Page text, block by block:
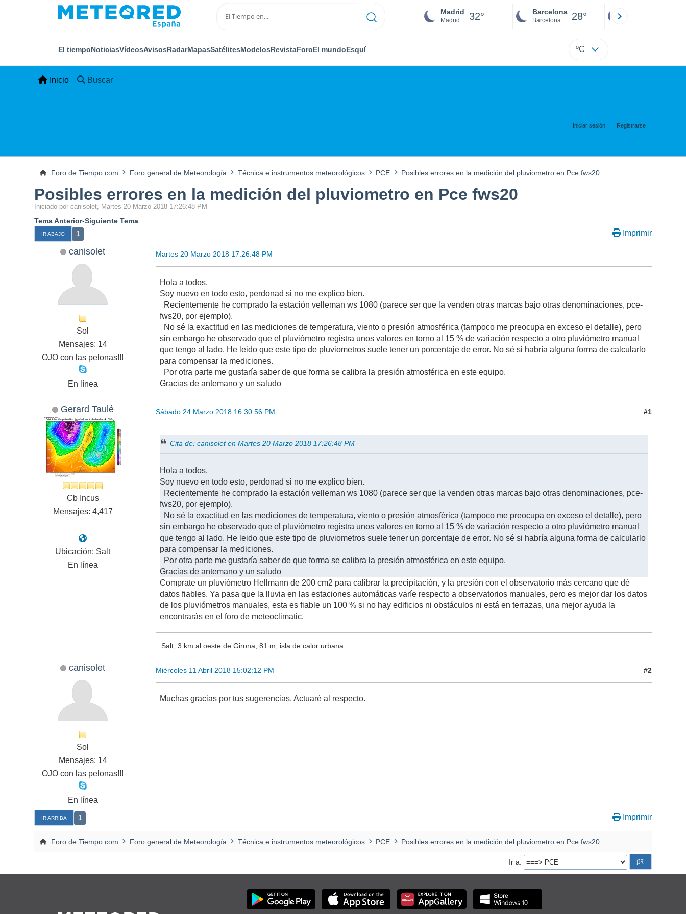
Madrid
Madrid 32° Barcelona
Barcelona 28°
El tiempoNoticiasVídeosAvisosRadarMapasSatélitesModelosRevistaForoEl mundoEsquí ºC
Inicio Buscar
Iniciar sesión Registrarse
Foro de Tiempo.com Foro general de Meteorología Técnica e instrumentos meteorológicos PCE Posibles errores en la medición del pluviometro en Pce fws20
Posibles errores en la medición del pluviometro en Pce fws20
Iniciado por canisolet, Martes 20 Marzo 2018 17:26:48 PM
Tema Anterior-Siguiente Tema
IR ABAJO 1 Imprimir
canisolet
Sol
Mensajes: 14
OJO con las pelonas!!!
En línea
Martes 20 Marzo 2018 17:26:48 PM
Hola a todos.
Soy nuevo en todo esto, perdonad si no me explico bien.
Recientemente he comprado la estación velleman ws 1080 (parece ser que la venden otras marcas bajo otras denominaciones, pce-
fws20, por ejemplo).
No sé la exactitud en las mediciones de temperatura, viento o presión atmosférica (tampoco me preocupa en exceso el detalle), pero
sin embargo he observado que el pluviómetro registra unos valores en torno al 15 % de variación respecto a otro pluviómetro manual
que tengo al lado. He leido que este tipo de pluviometros suele tener un porcentaje de error. No sé si habría alguna forma de calcularlo
para compensar la mediciones.
Por otra parte me gustaría saber de que forma se calibra la presión atmosférica en este equipo.
Gracias de antemano y un saludo
Gerard Taulé
Cb Incus
Mensajes: 4,417
Ubicación: Salt
En línea
Sábado 24 Marzo 2018 16:30:56 PM #1
Cita de: canisolet en Martes 20 Marzo 2018 17:26:48 PM
Hola a todos.
Soy nuevo en todo esto, perdonad si no me explico bien.
Recientemente he comprado la estación velleman ws 1080 (parece ser que la venden otras marcas bajo otras denominaciones, pce-
fws20, por ejemplo).
No sé la exactitud en las mediciones de temperatura, viento o presión atmosférica (tampoco me preocupa en exceso el detalle), pero
sin embargo he observado que el pluviómetro registra unos valores en torno al 15 % de variación respecto a otro pluviómetro manual
que tengo al lado. He leido que este tipo de pluviometros suele tener un porcentaje de error. No sé si habría alguna forma de calcularlo
para compensar la mediciones.
Por otra parte me gustaría saber de que forma se calibra la presión atmosférica en este equipo.
Gracias de antemano y un saludo
Comprate un pluviómetro Hellmann de 200 cm2 para calibrar la precipitación, y la presión con el observatorio más cercano que dé
datos fiables. Ya pasa que la lluvia en las estaciones automáticas varíe respecto a observatorios manuales, pero es mejor dar los datos
de los pluviómetros manuales, esta es fiable un 100 % si no hay edificios ni obstáculos ni está en terrazas, una mejor ayuda la
encontrarás en el foro de meteoclimatic.
Salt, 3 km al oeste de Girona, 81 m, isla de calor urbana
canisolet
Sol
Mensajes: 14
OJO con las pelonas!!!
En línea
Miércoles 11 Abril 2018 15:02:12 PM #2
Muchas gracias por tus sugerencias. Actuaré al respecto.
IR ARRIBA 1 Imprimir
Foro de Tiempo.com Foro general de Meteorología Técnica e instrumentos meteorológicos PCE Posibles errores en la medición del pluviometro en Pce fws20
Ir a